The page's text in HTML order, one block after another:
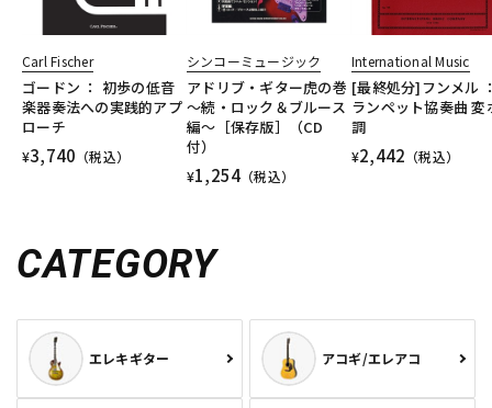
Carl Fischer
ゴードン ： 初歩の低音
楽器奏法への実践的アプ
ローチ
¥3,740 （税込）
シンコーミュージック
アドリブ・ギター虎の巻
～続・ロック＆ブルース
編～［保存版］（CD
付）
¥1,254（税込）
International Music
[最終処分]フンメル
ランペット協奏曲 変
調
¥2,442 （税込）
CATEGORY
エレキギター アコギ/エレアコ